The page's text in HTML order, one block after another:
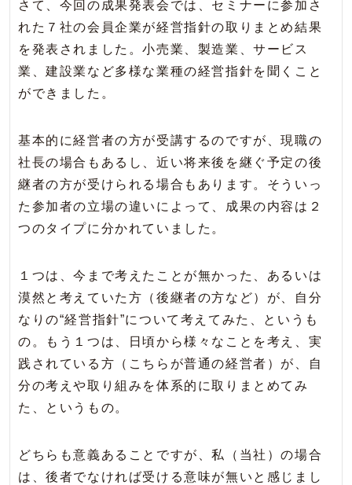
さて、今回の成果発表会では、セミナーに参加さ
れた７社の会員企業が経営指針の取りまとめ結果
を発表されました。小売業、製造業、サービス
業、建設業など多様な業種の経営指針を聞くこと
ができました。
基本的に経営者の方が受講するのですが、現職の
社長の場合もあるし、近い将来後を継ぐ予定の後
継者の方が受けられる場合もあります。そういっ
た参加者の立場の違いによって、成果の内容は２
つのタイプに分かれていました。
１つは、今まで考えたことが無かった、あるいは
漠然と考えていた方（後継者の方など）が、自分
なりの“経営指針”について考えてみた、というも
の。もう１つは、日頃から様々なことを考え、実
践されている方（こちらが普通の経営者）が、自
分の考えや取り組みを体系的に取りまとめてみ
た、というもの。
どちらも意義あることですが、私（当社）の場合
は、後者でなければ受ける意味が無いと感じまし